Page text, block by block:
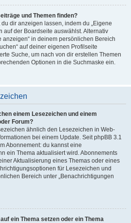
und Themen finden?
dir anzeigen lassen, indem du „Eigene
auf der Boardseite auswählst. Alternativ
anzeigen“ in deinem persönlichen Bereich
auf deiner eigenen Profilseite
Suche, um nach von dir erstellen Themen
Optionen in die Suchmaske ein.
einem Lesezeichen und einem
Forum?
ähnlich den Lesezeichen in Web-
bei einem Update. Seit phpBB 3.1
Abonnement: du kannst eine
ein Thema aktualisiert wird. Abonnements
Aktualisierung eines Themas oder eines
für Lesezeichen und
Bereich unter „Benachrichtigungen
ein Thema setzen oder ein Thema